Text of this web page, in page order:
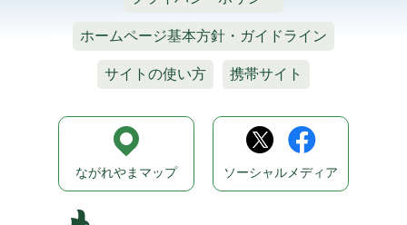
ホームページ基本方針・ガイドライン
サイトの使い方 携帯サイト
ながれやまマップ ソーシャルメディア